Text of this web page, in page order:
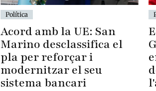
Política
Acord amb la UE: San
Marino desclassifica el
pla per reforçar i
modernitzar el seu
sistema bancari